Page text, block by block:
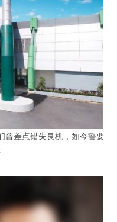
曾差点错失良机，如今誓要